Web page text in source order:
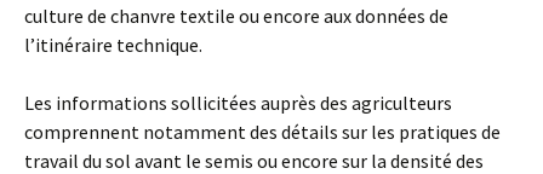
culture de chanvre textile ou encore aux données de
l’itinéraire technique.
Les informations sollicitées auprès des agriculteurs
comprennent notamment des détails sur les pratiques de
travail du sol avant le semis ou encore sur la densité des